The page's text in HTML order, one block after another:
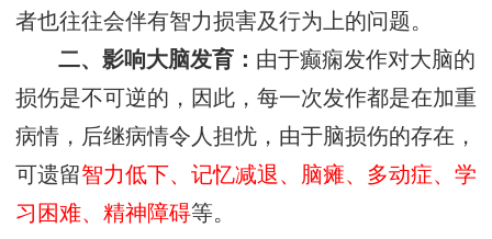
者也往往会伴有智力损害及行为上的问题。
二、影响大脑发育： 由于癫痫发作对大脑的
损伤是不可逆的，因此，每一次发作都是在加重
病情，后继病情令人担忧，由于脑损伤的存在，
可遗留智力低下、记忆减退、脑瘫、多动症、学
习困难、精神障碍等。